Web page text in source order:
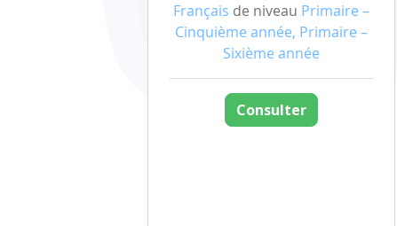
Français de niveau Primaire –
Cinquième année, Primaire –
Sixième année
Consulter